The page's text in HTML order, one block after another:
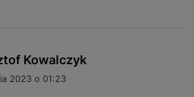
Kowalczyk
2023 o 01:23